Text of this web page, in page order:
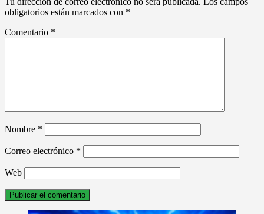
obligatorios están marcados con *
Comentario *
Nombre *
Correo electrónico *
Web